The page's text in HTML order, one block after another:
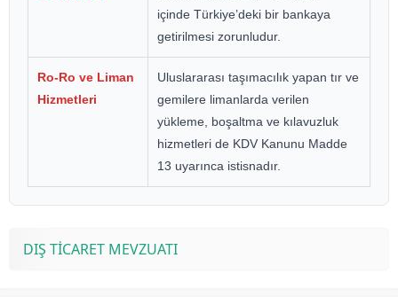
içinde Türkiye’deki bir bankaya
getirilmesi zorunludur.
Ro-Ro ve Liman
Hizmetleri
Uluslararası taşımacılık yapan tır ve
gemilere limanlarda verilen
yükleme, boşaltma ve kılavuzluk
hizmetleri de KDV Kanunu Madde
13 uyarınca istisnadır.
DIŞ TİCARET MEVZUATI